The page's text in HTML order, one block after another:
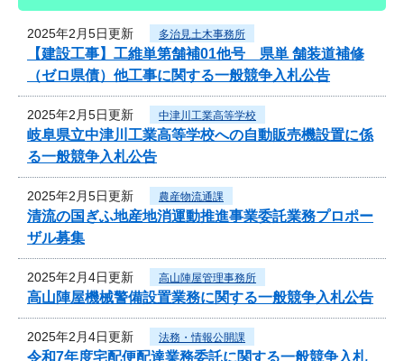
2025年2月5日更新 多治見土木事務所
【建設工事】工維単第舗補01他号 県単 舗装道補修
（ゼロ県債）他工事に関する一般競争入札公告
2025年2月5日更新 中津川工業高等学校
岐阜県立中津川工業高等学校への自動販売機設置に係
る一般競争入札公告
2025年2月5日更新 農産物流通課
清流の国ぎふ地産地消運動推進事業委託業務プロポー
ザル募集
2025年2月4日更新 高山陣屋管理事務所
高山陣屋機械警備設置業務に関する一般競争入札公告
2025年2月4日更新 法務・情報公開課
令和7年度宅配便配達業務委託に関する一般競争入札